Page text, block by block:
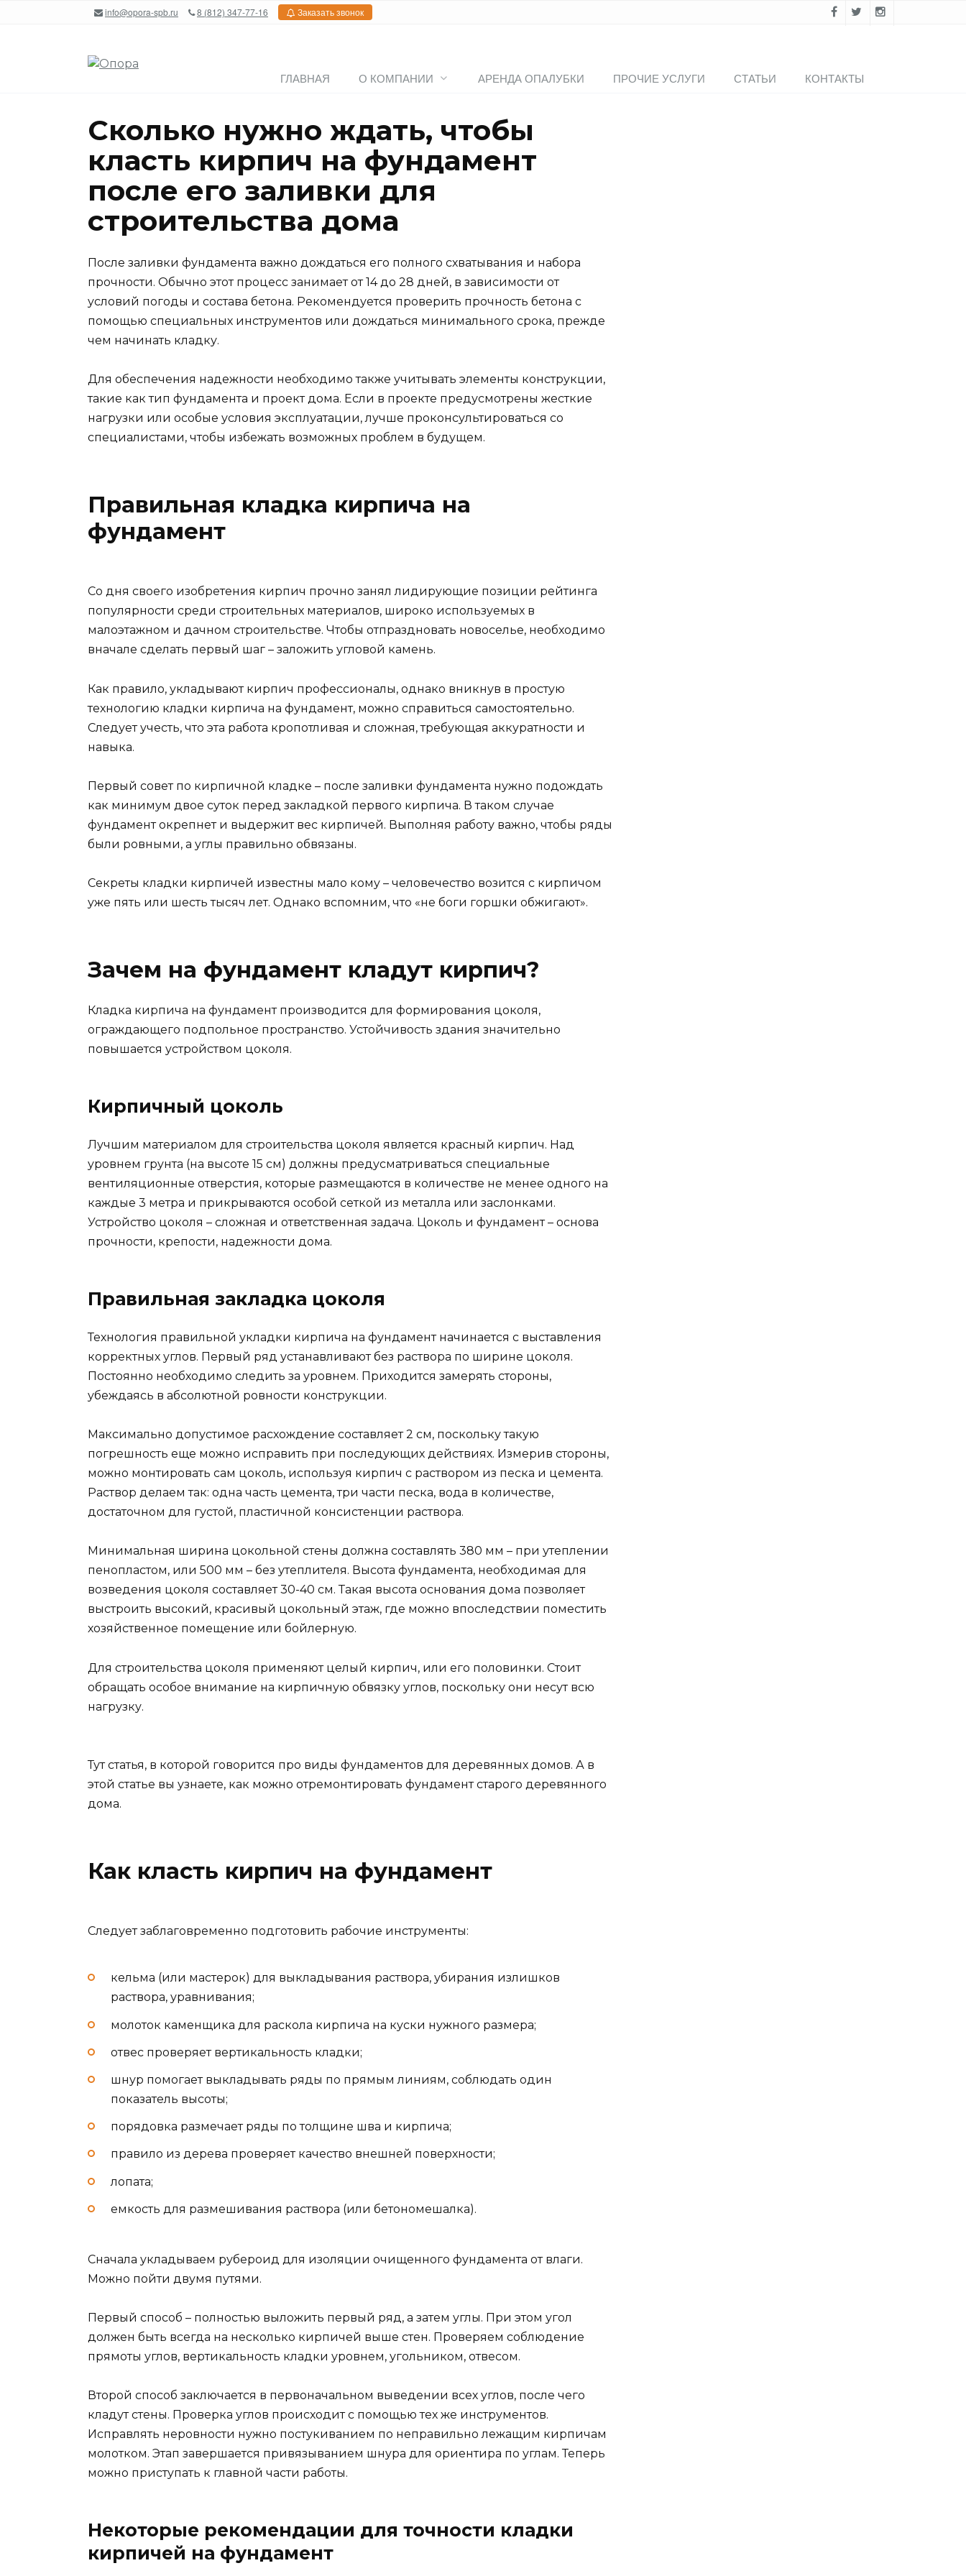
info@opora-spb.ru 8 (812) 347-77-16 Заказать звонок
ГЛАВНАЯ О КОМПАНИИ АРЕНДА ОПАЛУБКИ ПРОЧИЕ УСЛУГИ СТАТЬИ КОНТАКТЫ
Сколько нужно ждать, чтобы
класть кирпич на фундамент
после его заливки для
строительства дома
После заливки фундамента важно дождаться его полного схватывания и набора
прочности. Обычно этот процесс занимает от 14 до 28 дней, в зависимости от
условий погоды и состава бетона. Рекомендуется проверить прочность бетона с
помощью специальных инструментов или дождаться минимального срока, прежде
чем начинать кладку.
Для обеспечения надежности необходимо также учитывать элементы конструкции,
такие как тип фундамента и проект дома. Если в проекте предусмотрены жесткие
нагрузки или особые условия эксплуатации, лучше проконсультироваться со
специалистами, чтобы избежать возможных проблем в будущем.
Правильная кладка кирпича на
фундамент
Со дня своего изобретения кирпич прочно занял лидирующие позиции рейтинга
популярности среди строительных материалов, широко используемых в
малоэтажном и дачном строительстве. Чтобы отпраздновать новоселье, необходимо
вначале сделать первый шаг – заложить угловой камень.
Как правило, укладывают кирпич профессионалы, однако вникнув в простую
технологию кладки кирпича на фундамент, можно справиться самостоятельно.
Следует учесть, что эта работа кропотливая и сложная, требующая аккуратности и
навыка.
Первый совет по кирпичной кладке – после заливки фундамента нужно подождать
как минимум двое суток перед закладкой первого кирпича. В таком случае
фундамент окрепнет и выдержит вес кирпичей. Выполняя работу важно, чтобы ряды
были ровными, а углы правильно обвязаны.
Секреты кладки кирпичей известны мало кому – человечество возится с кирпичом
уже пять или шесть тысяч лет. Однако вспомним, что «не боги горшки обжигают».
Зачем на фундамент кладут кирпич?
Кладка кирпича на фундамент производится для формирования цоколя,
ограждающего подпольное пространство. Устойчивость здания значительно
повышается устройством цоколя.
Кирпичный цоколь
Лучшим материалом для строительства цоколя является красный кирпич. Над
уровнем грунта (на высоте 15 см) должны предусматриваться специальные
вентиляционные отверстия, которые размещаются в количестве не менее одного на
каждые 3 метра и прикрываются особой сеткой из металла или заслонками.
Устройство цоколя – сложная и ответственная задача. Цоколь и фундамент – основа
прочности, крепости, надежности дома.
Правильная закладка цоколя
Технология правильной укладки кирпича на фундамент начинается с выставления
корректных углов. Первый ряд устанавливают без раствора по ширине цоколя.
Постоянно необходимо следить за уровнем. Приходится замерять стороны,
убеждаясь в абсолютной ровности конструкции.
Максимально допустимое расхождение составляет 2 см, поскольку такую
погрешность еще можно исправить при последующих действиях. Измерив стороны,
можно монтировать сам цоколь, используя кирпич с раствором из песка и цемента.
Раствор делаем так: одна часть цемента, три части песка, вода в количестве,
достаточном для густой, пластичной консистенции раствора.
Минимальная ширина цокольной стены должна составлять 380 мм – при утеплении
пенопластом, или 500 мм – без утеплителя. Высота фундамента, необходимая для
возведения цоколя составляет 30-40 см. Такая высота основания дома позволяет
выстроить высокий, красивый цокольный этаж, где можно впоследствии поместить
хозяйственное помещение или бойлерную.
Для строительства цоколя применяют целый кирпич, или его половинки. Стоит
обращать особое внимание на кирпичную обвязку углов, поскольку они несут всю
нагрузку.
Тут статья, в которой говорится про виды фундаментов для деревянных домов. А в
этой статье вы узнаете, как можно отремонтировать фундамент старого деревянного
дома.
Как класть кирпич на фундамент
Следует заблаговременно подготовить рабочие инструменты:
кельма (или мастерок) для выкладывания раствора, убирания излишков
раствора, уравнивания;
молоток каменщика для раскола кирпича на куски нужного размера;
отвес проверяет вертикальность кладки;
шнур помогает выкладывать ряды по прямым линиям, соблюдать один
показатель высоты;
порядовка размечает ряды по толщине шва и кирпича;
правило из дерева проверяет качество внешней поверхности;
лопата;
емкость для размешивания раствора (или бетономешалка).
Сначала укладываем рубероид для изоляции очищенного фундамента от влаги.
Можно пойти двумя путями.
Первый способ – полностью выложить первый ряд, а затем углы. При этом угол
должен быть всегда на несколько кирпичей выше стен. Проверяем соблюдение
прямоты углов, вертикальность кладки уровнем, угольником, отвесом.
Второй способ заключается в первоначальном выведении всех углов, после чего
кладут стены. Проверка углов происходит с помощью тех же инструментов.
Исправлять неровности нужно постукиванием по неправильно лежащим кирпичам
молотком. Этап завершается привязыванием шнура для ориентира по углам. Теперь
можно приступать к главной части работы.
Некоторые рекомендации для точности кладки
кирпичей на фундамент